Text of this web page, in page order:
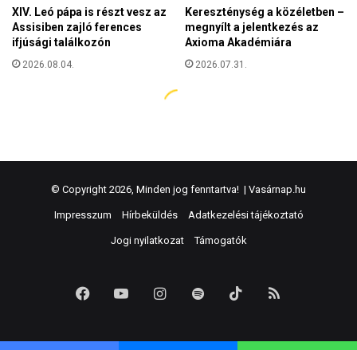
© Copyright 2026, Minden jog fenntartva! | Vasárnap.hu
Impresszum Hírbeküldés Adatkezelési tájékoztató
Jogi nyilatkozat Támogatók
FacebookYouTubeInstagramSpotify TikTokRSS